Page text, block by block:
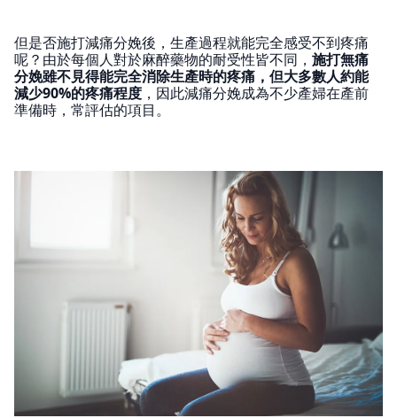
但是否施打減痛分娩後，生產過程就能完全感受不到疼痛
呢？由於每個人對於麻醉藥物的耐受性皆不同， 施打無痛
分娩雖不見得能完全消除生產時的疼痛，但大多數人約能
減少90%的疼痛程度 ，因此減痛分娩成為不少產婦在產前
準備時，常評估的項目。